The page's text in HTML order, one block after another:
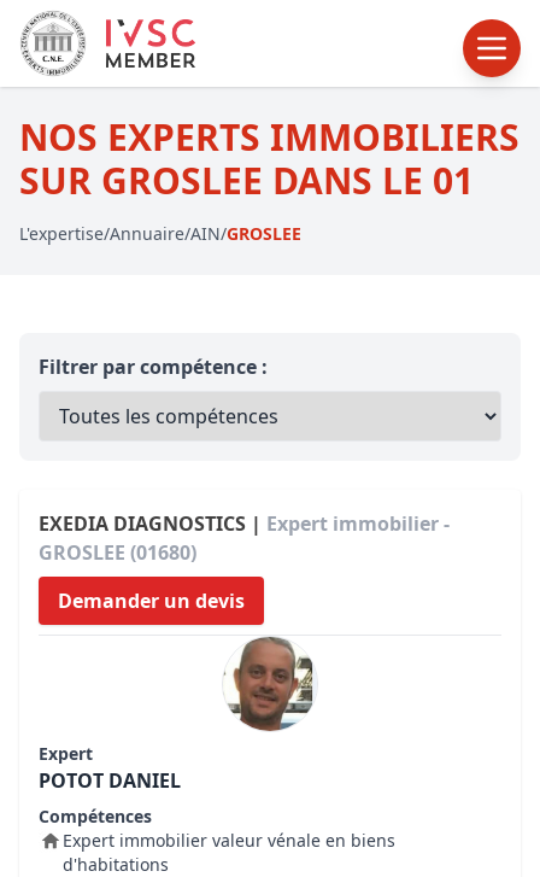
NOS EXPERTS IMMOBILIERS
SUR GROSLEE DANS LE 01
L'expertise/Annuaire/AIN/GROSLEE
Filtrer par compétence :
EXEDIA DIAGNOSTICS | Expert immobilier -
GROSLEE (01680)
Demander un devis
Expert
POTOT DANIEL
Compétences
Expert immobilier valeur vénale en biens
d'habitations